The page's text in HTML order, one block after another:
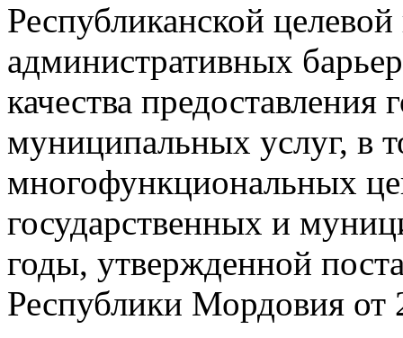
Республиканской
административных
качества предоставления
муниципальных услуг, в
многофункциональных
государственных и
годы, утвержденной
Республики Мордовия